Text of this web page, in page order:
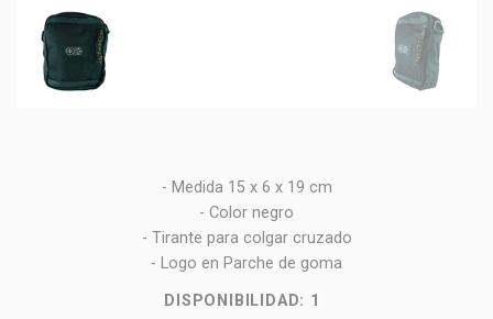
- Medida 15 x 6 x 19 cm
- Color negro
- Tirante para colgar cruzado
- Logo en Parche de goma
DISPONIBILIDAD: 1